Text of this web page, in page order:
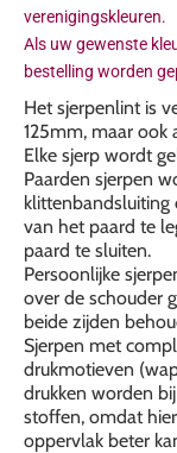
verenigingskleuren.
Als uw gewenste
bestelling worden
Het sjerpenlint is
125mm, maar ook
Elke sjerp wordt
Paarden sjerpen
van het paard te
paard te sluiten.
Persoonlijke
over de schouder
beide zijden
Sjerpen met
drukmotieven
drukken worden
stoffen, omdat
oppervlak beter